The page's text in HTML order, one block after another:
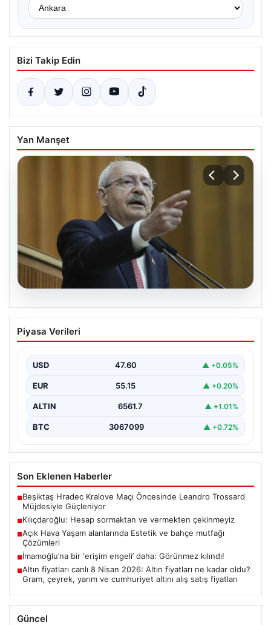
Bizi Takip Edin
Yan Manşet
05.08.2026
Kılıçdaroğlu: Hesap sormaktan ve
vermekten çekinmeyiz
başlangıcını ilan eden Cumhuriyet Halk Partisi (CHP)
Genel…
Piyasa Verileri
USD 47.60 ▲ +0.05%
EUR 55.15 ▲ +0.20%
ALTIN 6561.7 ▲ +1.01%
BTC 3067099 ▲ +0.72%
Son Eklenen Haberler
■Beşiktaş Hradec Kralove Maçı Öncesinde Leandro Trossard
Müjdesiyle Güçleniyor
■Kılıçdaroğlu: Hesap sormaktan ve vermekten çekinmeyiz
■Açık Hava Yaşam alanlarında Estetik ve bahçe mutfağı
Çözümleri
■İmamoğlu’na bir ‘erişim engeli’ daha: Görünmez kılındı!
■Altın fiyatları canlı 8 Nisan 2026: Altın fiyatları ne kadar oldu?
Gram, çeyrek, yarım ve cumhuriyet altını alış satış fiyatları
Güncel